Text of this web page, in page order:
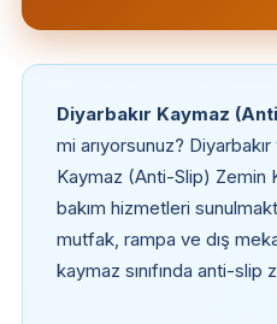
Diyarbakır Kaymaz
mi arıyorsunuz?
Kaymaz (Anti-Slip) Zemin
bakım hizmetleri
mutfak, rampa ve dış
kaymaz sınıfında anti-slip